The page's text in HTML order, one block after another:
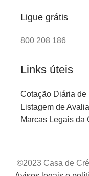
Ligue grátis
800 208 186
Links úteis
Cotação Diária de
Listagem de
Marcas Legais da
©2023 Casa de